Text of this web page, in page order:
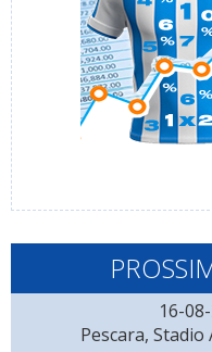
16-
Pescara, Stadio